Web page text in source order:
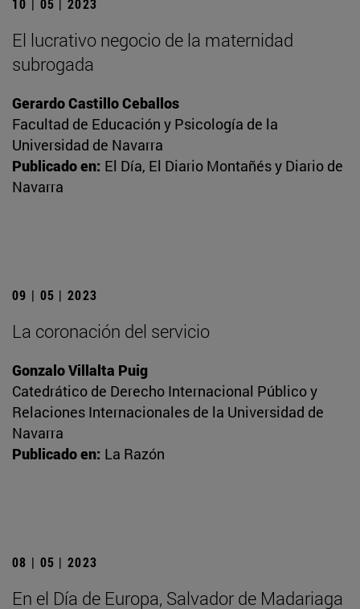
10 | 05 | 2023
El lucrativo negocio de la maternidad
subrogada
Gerardo Castillo Ceballos
Facultad de Educación y Psicología de la
Universidad de Navarra
Publicado en: El Día, El Diario Montañés y Diario de
Navarra
09 | 05 | 2023
La coronación del servicio
Gonzalo Villalta Puig
Catedrático de Derecho Internacional Público y
Relaciones Internacionales de la Universidad de
Navarra
Publicado en: La Razón
08 | 05 | 2023
En el Día de Europa, Salvador de Madariaga